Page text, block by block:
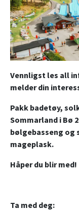
Vennligst les all
melder din
Pakk badetøy,
Sommarland i Bø
bølgebasseng og
mageplask.
Håper du blir med!
Ta med deg: